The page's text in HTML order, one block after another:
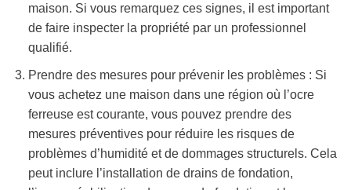
maison. Si vous remarquez ces signes, il est important
de faire inspecter la propriété par un professionnel
qualifié.
Prendre des mesures pour prévenir les problèmes : Si
vous achetez une maison dans une région où l’ocre
ferreuse est courante, vous pouvez prendre des
mesures préventives pour réduire les risques de
problèmes d’humidité et de dommages structurels. Cela
peut inclure l’installation de drains de fondation,